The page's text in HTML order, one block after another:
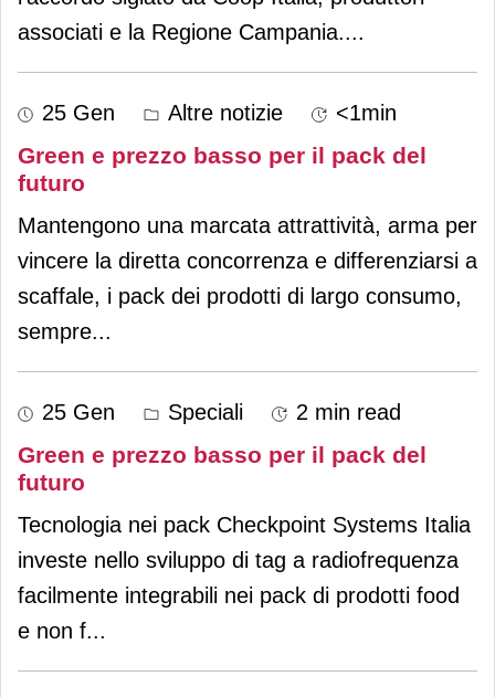
associati e la Regione Campania....
25 Gen Altre notizie <1min
Green e prezzo basso per il pack del
futuro
Mantengono una marcata attrattività, arma per
vincere la diretta concorrenza e differenziarsi a
scaffale, i pack dei prodotti di largo consumo,
sempre...
25 Gen Speciali 2 min read
Green e prezzo basso per il pack del
futuro
Tecnologia nei pack Checkpoint Systems Italia
investe nello sviluppo di tag a radiofrequenza
facilmente integrabili nei pack di prodotti food
e non f...